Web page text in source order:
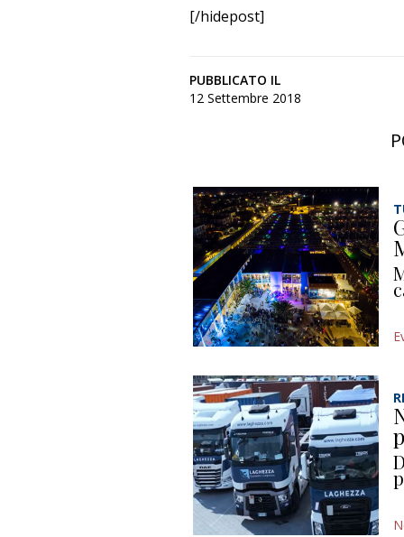
[/hidepost]
PUBBLICATO IL
12 Settembre 2018